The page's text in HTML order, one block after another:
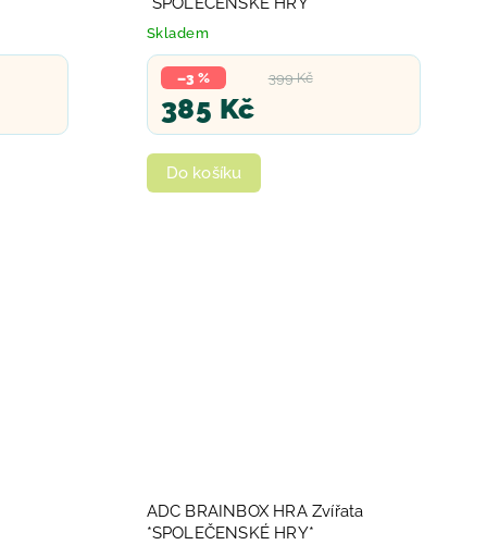
Skladem
399 Kč
–3 %
385 Kč
Do košíku
ADC BRAINBOX HRA Zvířata
*SPOLEČENSKÉ HRY*